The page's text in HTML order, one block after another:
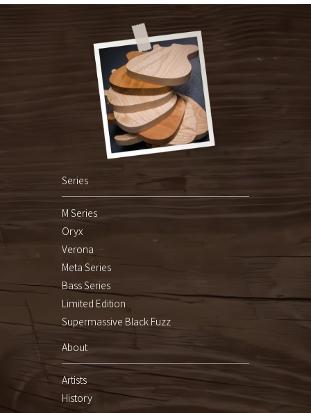
Series
M Series
Oryx
Verona
Meta Series
Bass Series
Limited Edition
Supermassive Black Fuzz
About
Artists
History